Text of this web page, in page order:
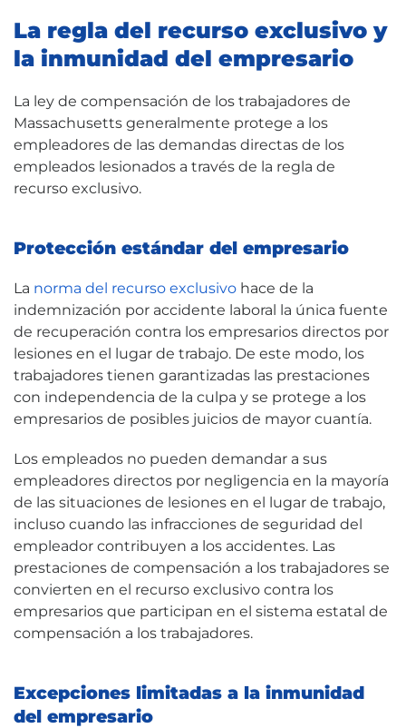
La regla del recurso exclusivo y
la inmunidad del empresario
La ley de compensación de los trabajadores de
Massachusetts generalmente protege a los
empleadores de las demandas directas de los
empleados lesionados a través de la regla de
recurso exclusivo.
Protección estándar del empresario
La norma del recurso exclusivo hace de la
indemnización por accidente laboral la única fuente
de recuperación contra los empresarios directos por
lesiones en el lugar de trabajo. De este modo, los
trabajadores tienen garantizadas las prestaciones
con independencia de la culpa y se protege a los
empresarios de posibles juicios de mayor cuantía.
Los empleados no pueden demandar a sus
empleadores directos por negligencia en la mayoría
de las situaciones de lesiones en el lugar de trabajo,
incluso cuando las infracciones de seguridad del
empleador contribuyen a los accidentes. Las
prestaciones de compensación a los trabajadores se
convierten en el recurso exclusivo contra los
empresarios que participan en el sistema estatal de
compensación a los trabajadores.
Excepciones limitadas a la inmunidad
del empresario